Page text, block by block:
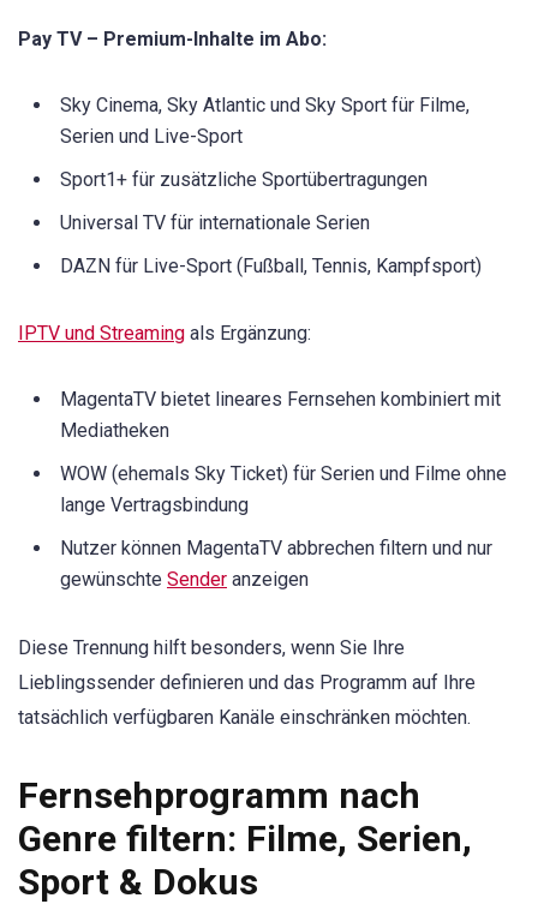
Pay TV – Premium-Inhalte im Abo:
Sky Cinema, Sky Atlantic und Sky Sport für Filme,
Serien und Live-Sport
Sport1+ für zusätzliche Sportübertragungen
Universal TV für internationale Serien
DAZN für Live-Sport (Fußball, Tennis, Kampfsport)
IPTV und Streaming als Ergänzung:
MagentaTV bietet lineares Fernsehen kombiniert mit
Mediatheken
WOW (ehemals Sky Ticket) für Serien und Filme ohne
lange Vertragsbindung
Nutzer können MagentaTV abbrechen filtern und nur
gewünschte Sender anzeigen
Diese Trennung hilft besonders, wenn Sie Ihre
Lieblingssender definieren und das Programm auf Ihre
tatsächlich verfügbaren Kanäle einschränken möchten.
Fernsehprogramm nach
Genre filtern: Filme, Serien,
Sport & Dokus